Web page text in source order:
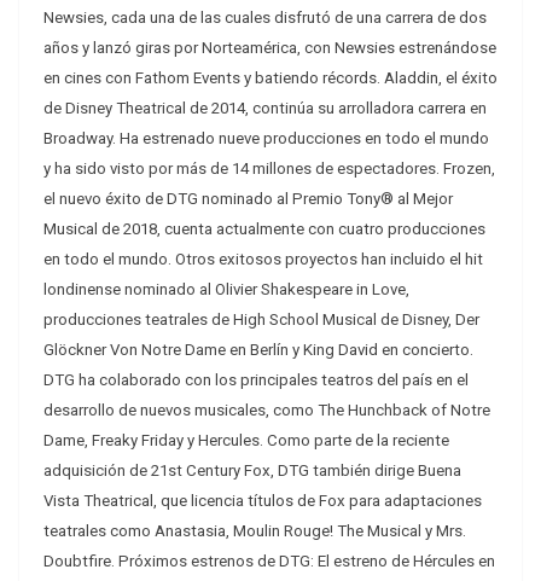
Newsies, cada una de las cuales disfrutó de una carrera de dos
años y lanzó giras por Norteamérica, con Newsies estrenándose
en cines con Fathom Events y batiendo récords. Aladdin, el éxito
de Disney Theatrical de 2014, continúa su arrolladora carrera en
Broadway. Ha estrenado nueve producciones en todo el mundo
y ha sido visto por más de 14 millones de espectadores. Frozen,
el nuevo éxito de DTG nominado al Premio Tony® al Mejor
Musical de 2018, cuenta actualmente con cuatro producciones
en todo el mundo. Otros exitosos proyectos han incluido el hit
londinense nominado al Olivier Shakespeare in Love,
producciones teatrales de High School Musical de Disney, Der
Glöckner Von Notre Dame en Berlín y King David en concierto.
DTG ha colaborado con los principales teatros del país en el
desarrollo de nuevos musicales, como The Hunchback of Notre
Dame, Freaky Friday y Hercules. Como parte de la reciente
adquisición de 21st Century Fox, DTG también dirige Buena
Vista Theatrical, que licencia títulos de Fox para adaptaciones
teatrales como Anastasia, Moulin Rouge! The Musical y Mrs.
Doubtfire. Próximos estrenos de DTG: El estreno de Hércules en